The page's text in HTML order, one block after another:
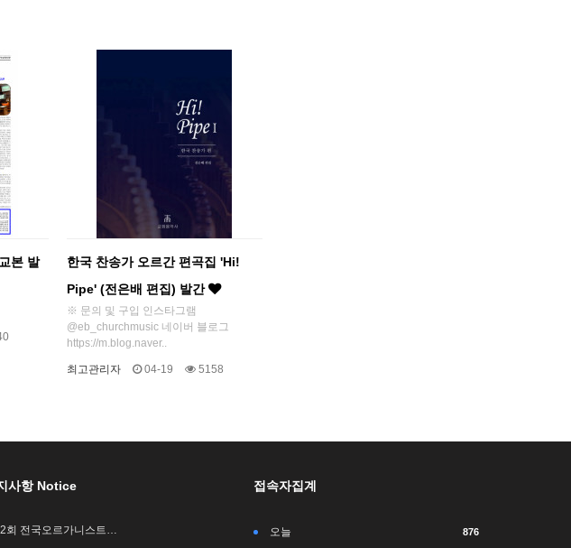
본 발
한국 찬송가 오르간 편곡집 'Hi!
Pipe' (전은배 편집) 발간
※ 문의 및 구입 인스타그램
@eb_churchmusic 네이버 블로그
https://m.blog.naver..
최고관리자 04-19 5158
사항 Notice
회 전국오르가니스트…
접속자집계
오늘 876